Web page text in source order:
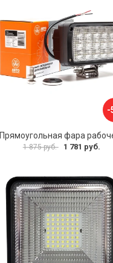
-
1 875 руб. 1 781 руб.